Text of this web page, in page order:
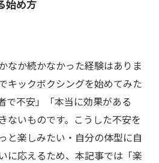
始め方
なか続かなかった経験はありま
キックボクシングを始めてみた
で不安」「本当に効果がある
ないものです。こうした不安を
と楽しみたい・自分の体型に自
に応えるため、本記事では「楽